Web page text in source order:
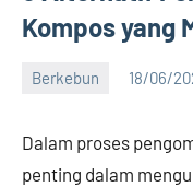
Kompos yang
Berkebun 18/06/
Dalam proses
penting dalam